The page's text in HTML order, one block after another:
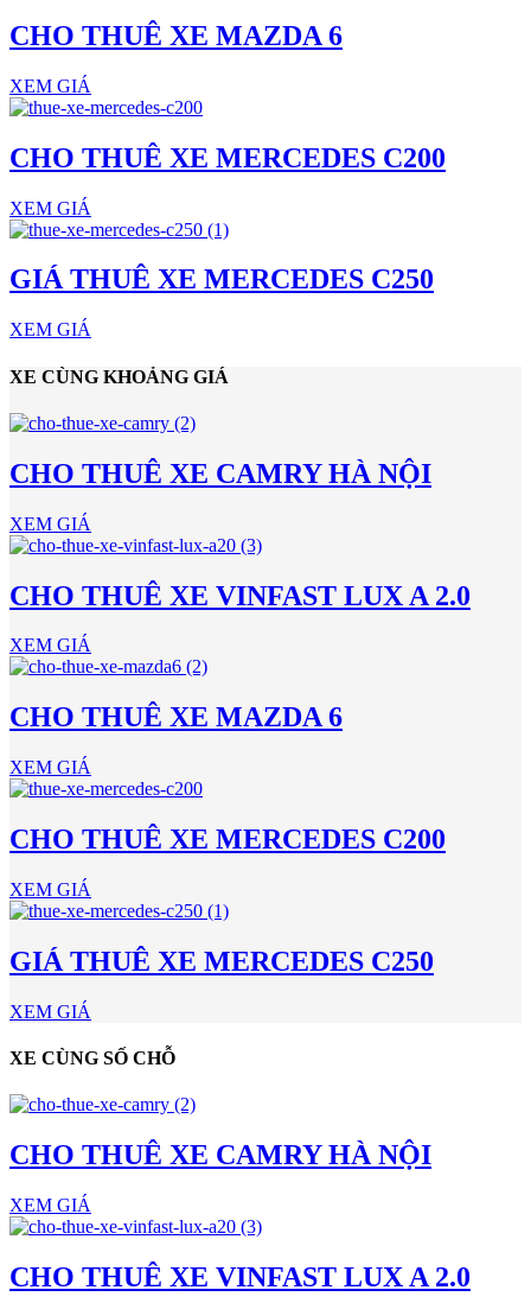
CHO THUÊ XE MAZDA 6
XEM GIÁ
CHO THUÊ XE MERCEDES C200
XEM GIÁ
GIÁ THUÊ XE MERCEDES C250
XEM GIÁ
XE CÙNG KHOẢNG GIÁ
CHO THUÊ XE CAMRY HÀ NỘI
XEM GIÁ
CHO THUÊ XE VINFAST LUX A 2.0
XEM GIÁ
CHO THUÊ XE MAZDA 6
XEM GIÁ
CHO THUÊ XE MERCEDES C200
XEM GIÁ
GIÁ THUÊ XE MERCEDES C250
XEM GIÁ
XE CÙNG SỐ CHỖ
CHO THUÊ XE CAMRY HÀ NỘI
XEM GIÁ
CHO THUÊ XE VINFAST LUX A 2.0